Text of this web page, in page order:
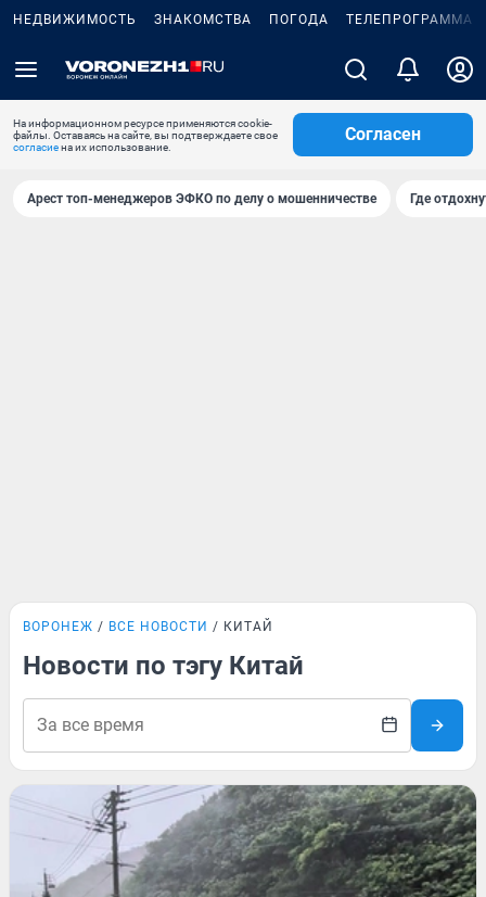
НЕДВИЖИМОСТЬ ЗНАКОМСТВА ПОГОДА ТЕЛЕПРОГРАММА
На информационном ресурсе применяются cookie-
файлы. Оставаясь на сайте, вы подтверждаете свое
согласиена их использование.
Согласен
Арест топ-менеджеров ЭФКО по делу о мошенничестве Где
ВОРОНЕЖ ВСЕ НОВОСТИ КИТАЙ
Новости по тэгу Китай